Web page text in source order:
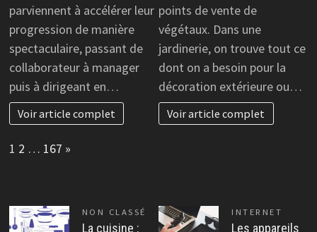
parviennent à accélérer leur
progression de manière
spectaculaire, passant de
collaborateur à manager
puis à dirigeant en…
Voir article complet
points de vente de
végétaux. Dans une
jardinerie, on trouve tout ce
dont on a besoin pour la
décoration extérieure ou…
Voir article complet
Page:
1 2 … 167 Next
»
NON CLASSÉ
La cuisine :
INTERNET
Les appareils